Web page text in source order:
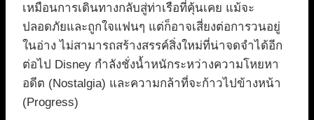
เหมือนการเดินทางกลับสู่ท่าเรือที่คุ้นเคย แม้จะ
ปลอดภัยและถูกใจแฟนๆ แต่ก็อาจเสี่ยงต่อการวนอยู่
ในอ่าง ไม่สามารถสร้างสรรค์สิ่งใหม่ที่น่าจดจำได้อีก
ต่อไป Disney กำลังชั่งน้ำหนักระหว่างความโหยหา
อดีต (Nostalgia) และความกล้าที่จะก้าวไปข้างหน้า
(Progress)